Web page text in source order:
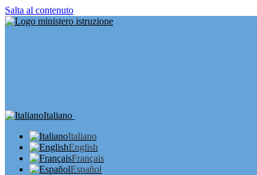
Salta al contenuto
Italiano
Italiano
English
Français
Español